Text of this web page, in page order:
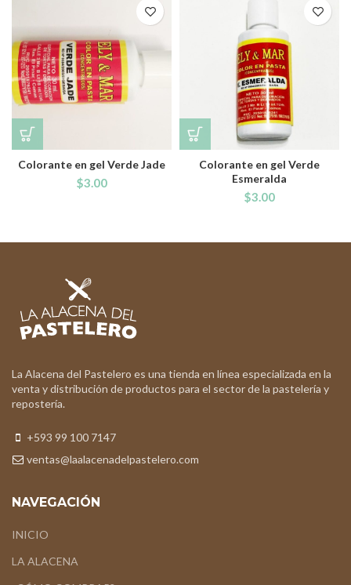
Colorante en gel Verde Jade
$3.00
Colorante en gel Verde
Esmeralda
$3.00
La Alacena del Pastelero es una tienda en línea especializada en la
venta y distribución de productos para el sector de la pastelería y
repostería.
+593 99 100 7147
ventas@laalacenadelpastelero.com
NAVEGACIÓN
INICIO
LA ALACENA